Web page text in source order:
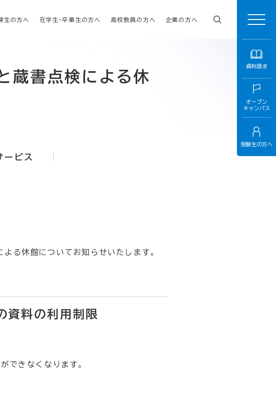
資料請求
オープン
キャンパス
受験生の方へ
生の方へ 在学生・卒業生の方へ 高校教員の方へ 企業の方へ
蔵書点検による休
ービス
る休館についてお知らせいたします。
資料の利用制限
できなくなります。